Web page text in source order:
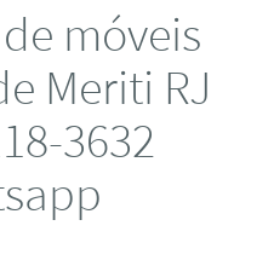
móveis
Meriti RJ
3632